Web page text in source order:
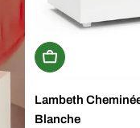
Ajouter Au
Lambeth
Blanche